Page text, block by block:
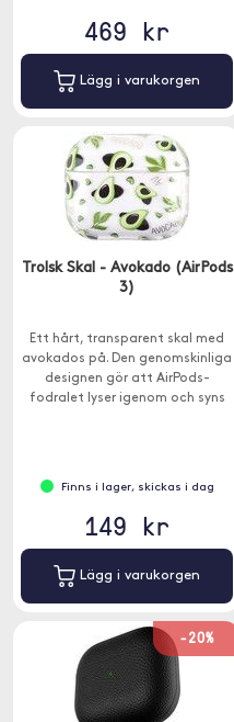
469 kr
Lägg i varukorgen
Trolsk Skal - Avokado (AirPods
3)
Ett hårt, transparent skal med
avokados på. Den genomskinliga
designen gör att AirPods-
fodralet lyser igenom och syns
Finns i lager, skickas i dag
149 kr
Lägg i varukorgen
-20%